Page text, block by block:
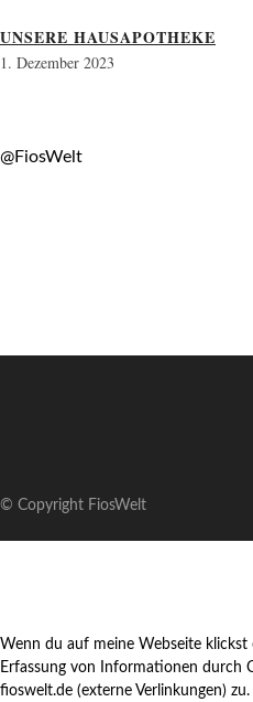
UNSERE HAUSAPOTHEKE
1. Dezember 2023
@FiosWelt
© Copyright FiosWelt
Wenn du auf meine Webseite
Erfassung von Informationen durch
fioswelt.de (externe Verlinkungen)